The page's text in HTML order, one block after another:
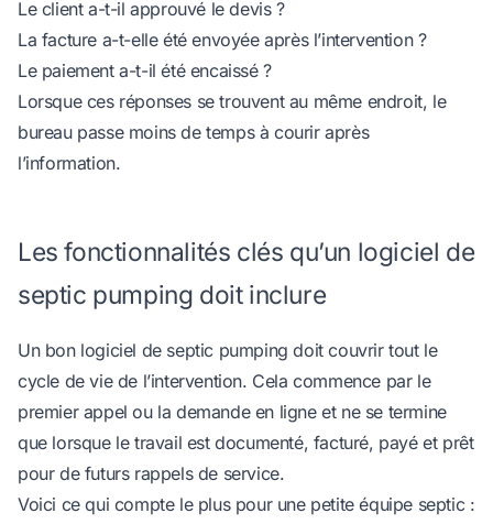
Le client a-t-il approuvé le devis ?
La facture a-t-elle été envoyée après l’intervention ?
Le paiement a-t-il été encaissé ?
Lorsque ces réponses se trouvent au même endroit, le
bureau passe moins de temps à courir après
l’information.
Les fonctionnalités clés qu’un logiciel de
septic pumping doit inclure
Un bon logiciel de septic pumping doit couvrir tout le
cycle de vie de l’intervention. Cela commence par le
premier appel ou la demande en ligne et ne se termine
que lorsque le travail est documenté, facturé, payé et prêt
pour de futurs rappels de service.
Voici ce qui compte le plus pour une petite équipe septic :